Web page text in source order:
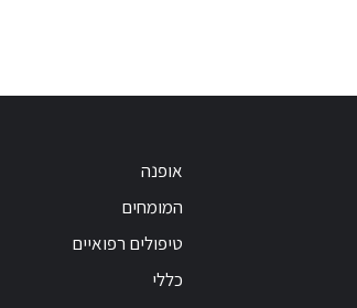
אופנה
המומחים
טיפולים רפואיים
כללי